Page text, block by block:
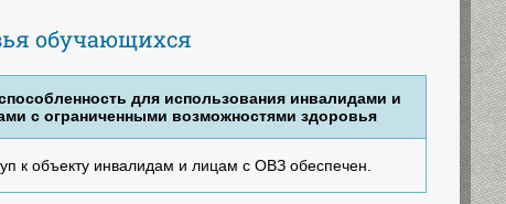
обучающихся
для использования инвалидами и
с ограниченными возможностями здоровья
к объекту инвалидам и лицам с ОВЗ обеспечен.